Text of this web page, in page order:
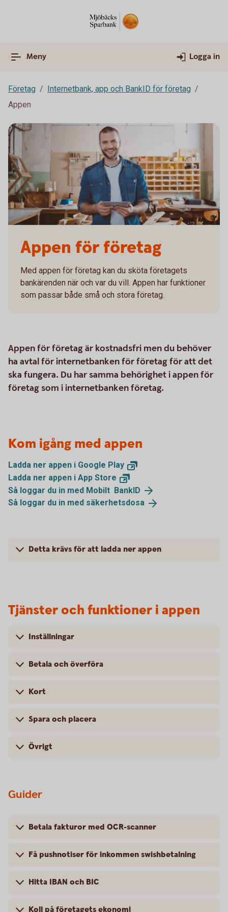
Meny Logga in
Företag
Internetbank, app och BankID för företag
Appen
Appen för företag
Med appen för företag kan du sköta företagets
bankärenden när och var du vill. Appen har funktioner
som passar både små och stora företag.
Appen för företag är kostnadsfri men du behöver
ha avtal för internetbanken för företag för att det
ska fungera. Du har samma behörighet i appen för
företag som i internetbanken företag.
Kom igång med appen
Ladda ner appen i Google Play
Ladda ner appen i App Store
Så loggar du in med Mobilt BankID
Så loggar du in med säkerhetsdosa
Detta krävs för att ladda ner appen
Tjänster och funktioner i appen
Inställningar
Betala och överföra
Kort
Spara och placera
Övrigt
Guider
Betala fakturor med OCR-scanner
Få pushnotiser för inkommen swishbetalning
Hitta IBAN och BIC
Koll på företagets ekonomi